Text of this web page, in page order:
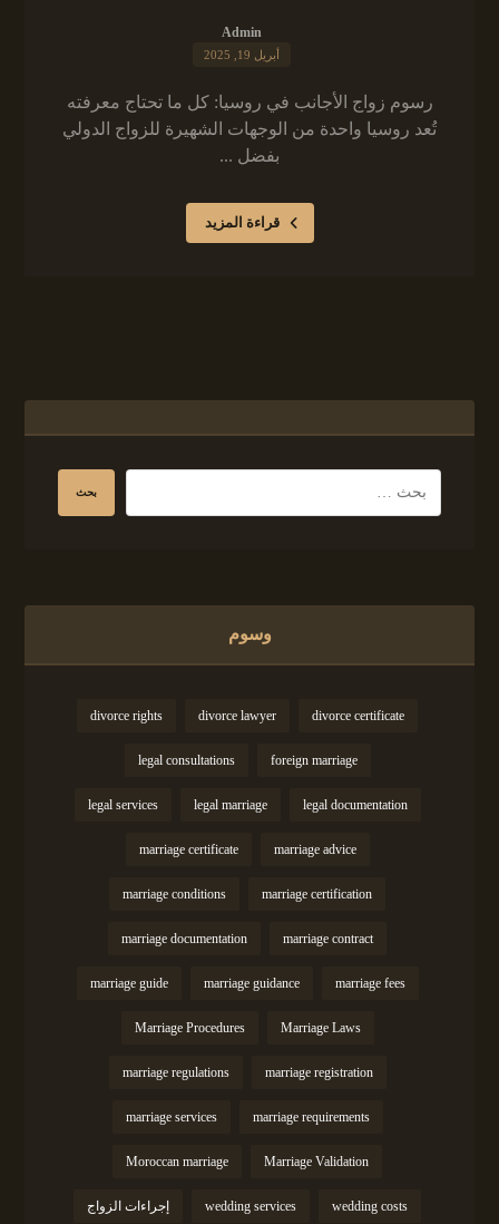
Admin
أبريل 19, 2025
رسوم زواج الأجانب في روسيا: كل ما تحتاج معرفته
تُعد روسيا واحدة من الوجهات الشهيرة للزواج الدولي
بفضل ...
قراءة المزيد
وسوم
divorce certificate
divorce lawyer
divorce rights
foreign marriage
legal consultations
legal documentation
legal marriage
legal services
marriage advice
marriage certificate
marriage certification
marriage conditions
marriage contract
marriage documentation
marriage fees
marriage guidance
marriage guide
Marriage Laws
Marriage Procedures
marriage registration
marriage regulations
marriage requirements
marriage services
Marriage Validation
Moroccan marriage
wedding costs
wedding services إجراءات الزواج